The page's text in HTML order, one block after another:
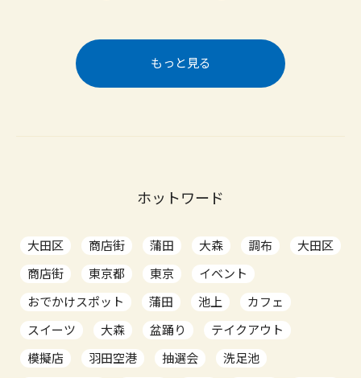
もっと見る
ホットワード
大田区 商店街 蒲田 大森 調布
大田区
商店街
東京都 東京
イベント
おでかけスポット
蒲田 池上
カフェ
スイーツ
大森 盆踊り
テイクアウト
模擬店
羽田空港 抽選会
洗足池